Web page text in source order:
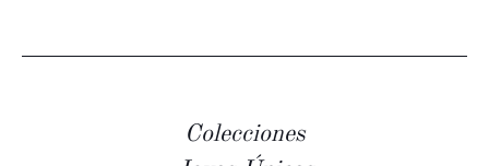
Colecciones